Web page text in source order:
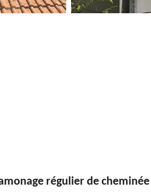
régulier de